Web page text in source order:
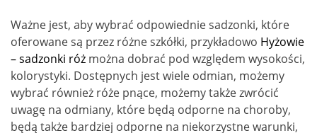
Ważne jest, aby wybrać odpowiednie sadzonki, które
oferowane są przez różne szkółki, przykładowo Hyżowie
– sadzonki róż można dobrać pod względem wysokości,
kolorystyki. Dostępnych jest wiele odmian, możemy
wybrać również róże pnące, możemy także zwrócić
uwagę na odmiany, które będą odporne na choroby,
będą także bardziej odporne na niekorzystne warunki,